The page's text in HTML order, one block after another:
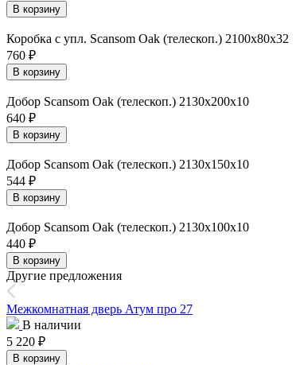
В корзину
Коробка с упл. Scansom Oak (телескоп.) 2100х80х32
760 ₽
В корзину
Добор Scansom Oak (телескоп.) 2130х200х10
640 ₽
В корзину
Добор Scansom Oak (телескоп.) 2130х150х10
544 ₽
В корзину
Добор Scansom Oak (телескоп.) 2130х100х10
440 ₽
В корзину
Другие предложения
Межкомнатная дверь Атум про 27
В наличии
5 220 ₽
В корзину